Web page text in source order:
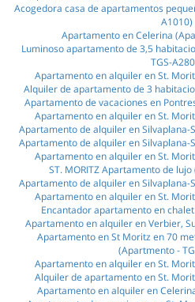
Acogedora casa de apartamentos
A1010)
Apartamento en Celerina
Luminoso apartamento de 3,5
TGS-
Apartamento en alquiler en St.
Alquiler de apartamento de 3
Apartamento de vacaciones en
Apartamento en alquiler en St.
Apartamento de alquiler en Silvaplana-
Apartamento de alquiler en Silvaplana-
Apartamento en alquiler en St.
ST. MORITZ Apartamento de
Apartamento de alquiler en Silvaplana-
Apartamento en alquiler en St.
Encantador apartamento en
Apartamento en alquiler en Verbier,
Apartamento en St Moritz en 70
(Apartmento -
Apartamento en alquiler en St.
Alquiler de apartamento en St.
Apartamento en alquiler en